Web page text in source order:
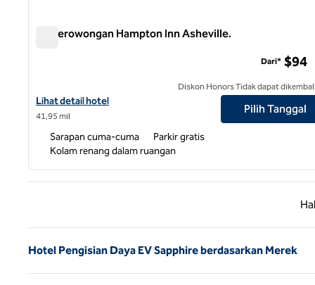
Rd Terowongan Hampton Inn Asheville.
Lihat detail hotel untuk Hampton Inn Asheville-Tunnel Rd.
Lihat detail hotel
41,95 mil
Dari* $94
Diskon Honors Tidak dapat
Pilih Tanggal
Sarapan cuma-cuma
Parkir gratis
Kolam renang dalam ruangan
Hotel Pengisian Daya EV Sapphire berdasarkan Merek